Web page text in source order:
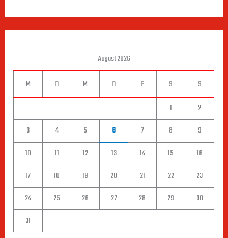
August 2026
M D M D F S
S
1
2
3
4 5 6 7 8
9
10
11 12 13 14 15
16
17
18 19 20 21 22
23
24
25 26 27 28 29
30
31